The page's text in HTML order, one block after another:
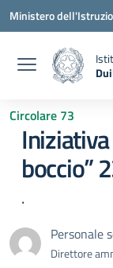
Vai ai contenuti
Vai al menu di
Vai al footer
Ministero
Circolare 73
Iniziativa
boccio”
.
Personale
Direttore